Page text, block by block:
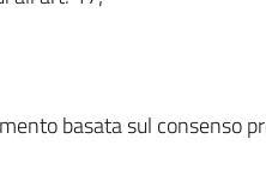
basata sul consenso